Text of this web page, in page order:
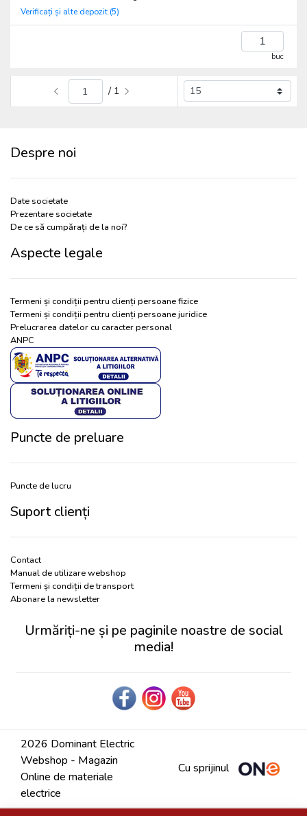
Verificați și alte depozit (5)
buc
/ 1
Despre noi
Date societate
Prezentare societate
De ce să cumpărați de la noi?
Aspecte legale
Termeni și condiții pentru clienți persoane fizice
Termeni și condiții pentru clienți persoane juridice
Prelucrarea datelor cu caracter personal
ANPC
Puncte de preluare
Puncte de lucru
Suport clienți
Contact
Manual de utilizare webshop
Termeni și condiții de transport
Abonare la newsletter
Urmăriți-ne și pe paginile noastre de social
media!
2026 Dominant Electric
Webshop - Magazin
Online de materiale
electrice
Cu sprijinul